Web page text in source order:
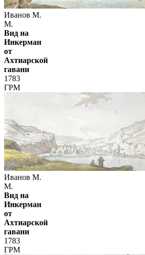
Иванов М.
М.
Вид на
Инкерман
от
Ахтиарской
гавани
1783
ГРМ
Иванов М.
М.
Вид на
Инкерман
от
Ахтиарской
гавани
1783
ГРМ